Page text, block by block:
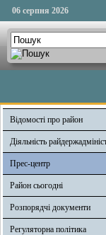
06 серпня 2026
Відомості про район
Діяльність
Прес-центр
Район сьогодні
Розпорядчі документи
Регуляторна політика